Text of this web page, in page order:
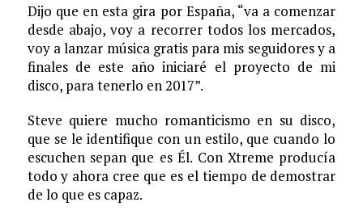
Dijo que en esta gira por España, “va a comenzar
desde abajo, voy a recorrer todos los mercados,
voy a lanzar música gratis para mis seguidores y a
finales de este año iniciaré el proyecto de mi
disco, para tenerlo en 2017”.
Steve quiere mucho romanticismo en su disco,
que se le identifique con un estilo, que cuando lo
escuchen sepan que es Él. Con Xtreme producía
todo y ahora cree que es el tiempo de demostrar
de lo que es capaz.